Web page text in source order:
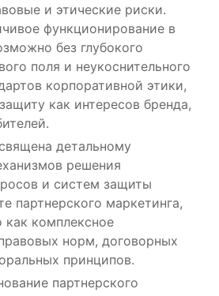
и этические риски.
функционирование в
без глубокого
поля и неукоснительного
корпоративной этики,
как интересов бренда,
детальному
решения
и систем защиты
партнерского маркетинга,
как комплексное
норм, договорных
принципов.
партнерского